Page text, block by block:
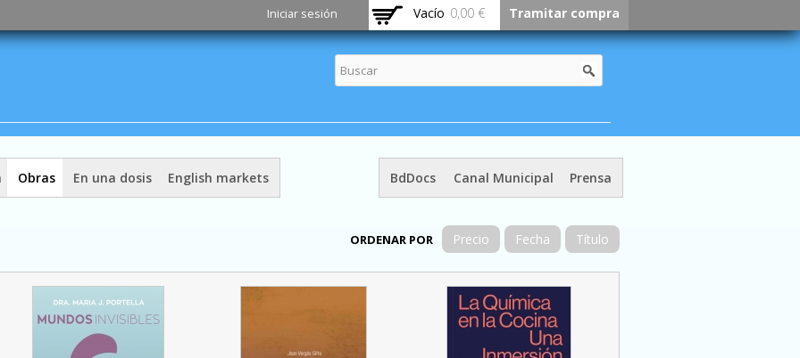
contenido
principal
Iniciar sesión Vacío 0,00 € Tramitar compra
Obras En una dosis English markets BdDocs Canal Municipal Prensa
ORDENAR POR Precio Fecha Título